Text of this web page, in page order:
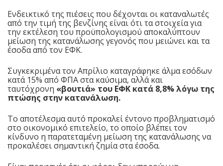
Ενδεικτικό της πιέσεις που δέχονται οι καταναλωτές
από την τιμή της βενζίνης είναι ότι τα στοιχεία για
την εκτέλεση του προϋπολογισμού αποκαλύπτουν
μείωση της κατανάλωσης γεγονός που μειώνει και τα
έσοδα από τον ΕΦΚ.
Συγκεκριμένα τον Απρίλιο καταγράφηκε άλμα εσόδων
κατά 15% από ΦΠΑ στα καύσιμα, αλλά και
ταυτόχρονη «βουτιά» του ΕΦΚ κατά 8,8% λόγω της
πτώσης στην κατανάλωση.
Το αποτέλεσμα αυτό προκαλεί έντονο προβληματισμό
στο οικονομικό επιτελείο, το οποίο βλέπει τον
κίνδυνο η παρατεταμένη μείωση της κατανάλωσης να
προκαλέσει σημαντική ζημία στα έσοδα.